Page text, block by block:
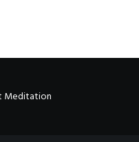
Meditation